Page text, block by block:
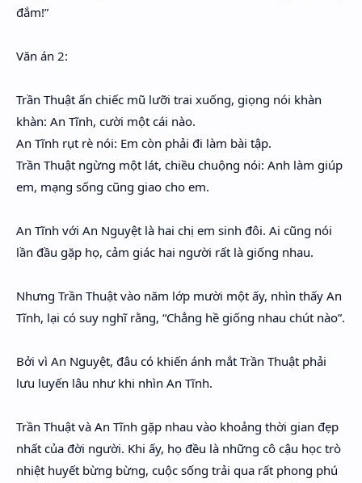
đắm!”
Văn án 2:
Trần Thuật ấn chiếc mũ lưỡi trai xuống, giọng nói khàn
khàn: An Tĩnh, cười một cái nào.
An Tĩnh rụt rè nói: Em còn phải đi làm bài tập.
Trần Thuật ngừng một lát, chiều chuộng nói: Anh làm giúp
em, mạng sống cũng giao cho em.
An Tĩnh với An Nguyệt là hai chị em sinh đôi. Ai cũng nói
lần đầu gặp họ, cảm giác hai người rất là giống nhau.
Nhưng Trần Thuật vào năm lớp mười một ấy, nhìn thấy An
Tĩnh, lại có suy nghĩ rằng, “Chẳng hề giống nhau chút nào”.
Bởi vì An Nguyệt, đâu có khiến ánh mắt Trần Thuật phải
lưu luyến lâu như khi nhìn An Tĩnh.
Trần Thuật và An Tĩnh gặp nhau vào khoảng thời gian đẹp
nhất của đời người. Khi ấy, họ đều là những cô cậu học trò
nhiệt huyết bừng bừng, cuộc sống trải qua rất phong phú